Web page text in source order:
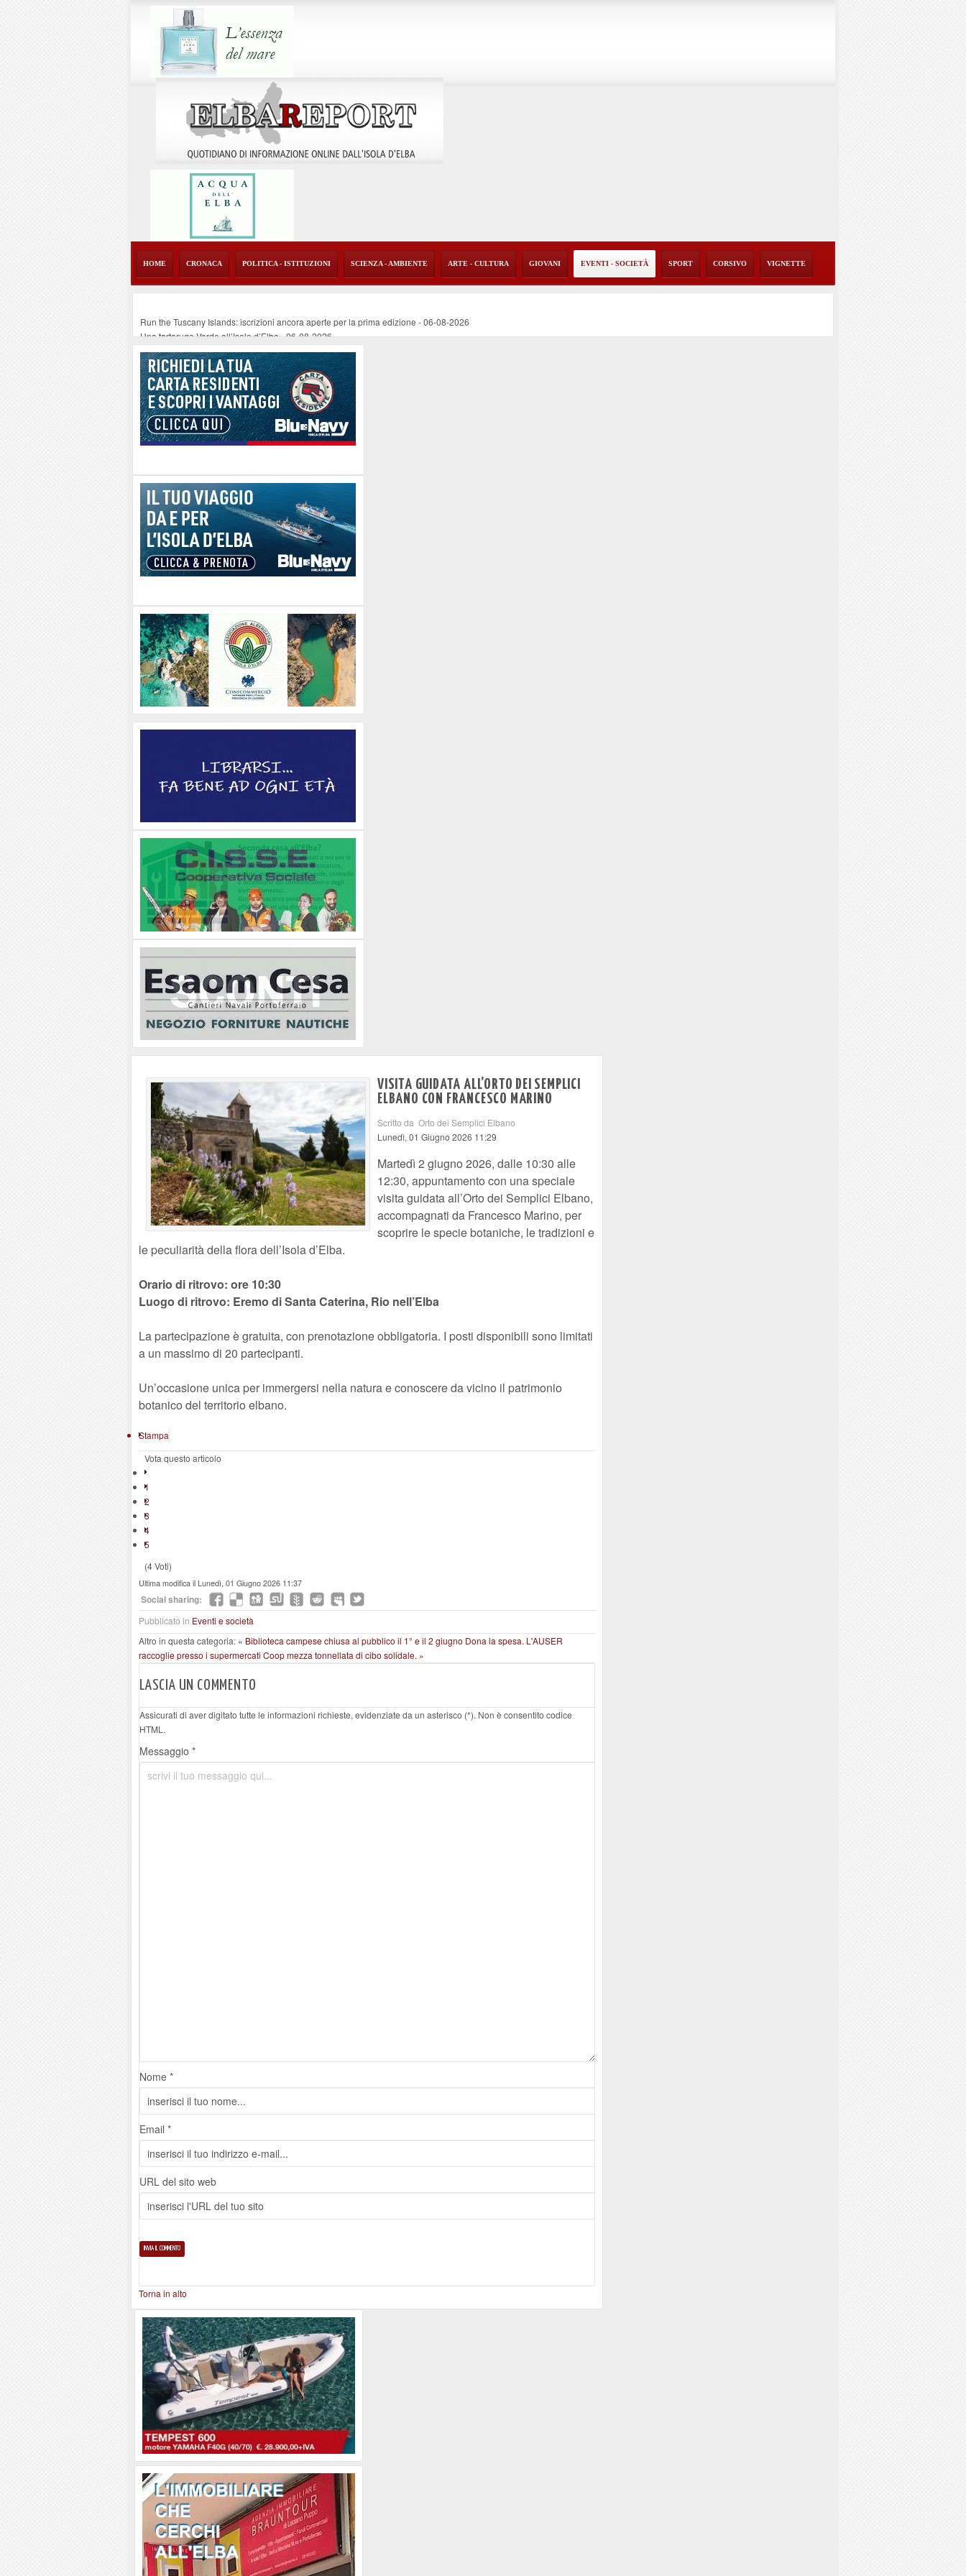
HOME CRONACA POLITICA - ISTITUZIONI SCIENZA - AMBIENTE ARTE - CULTURA GIOVANI EVENTI - SOCIETÀ SPORT CORSIVO VIGNETTE
Run the Tuscany Islands: iscrizioni ancora aperte per la prima edizione -06-08-2026
Una tartaruga Verde all’Isola d’Elba-06-08-2026
Furgone in fiamme a Capoliveri, illeso il conducente-06-08-2026
Campo: chiusura della biblioteca comunale in occasione del Santo Patrono
A Carpani si apre la Festa di Liberazione: il programma della prima serata
VISITA GUIDATA ALL’ORTO DEI SEMPLICI
ELBANO CON FRANCESCO MARINO
Scritto da Orto dei Semplici Elbano
Lunedì, 01 Giugno 2026 11:29
Martedì 2 giugno 2026, dalle 10:30 alle
12:30, appuntamento con una speciale
visita guidata all’Orto dei Semplici Elbano,
accompagnati da Francesco Marino, per
scoprire le specie botaniche, le tradizioni e
le peculiarità della flora dell’Isola d’Elba.
Orario di ritrovo: ore 10:30
Luogo di ritrovo: Eremo di Santa Caterina, Rio nell’Elba
La partecipazione è gratuita, con prenotazione obbligatoria. I posti disponibili sono limitati
a un massimo di 20 partecipanti.
Un’occasione unica per immergersi nella natura e conoscere da vicino il patrimonio
botanico del territorio elbano.
Stampa
Vota questo articolo
1
2
3
4
5
(4 Voti)
Ultima modifica il Lunedì, 01 Giugno 2026 11:37
Social sharing:
Pubblicato in Eventi e società
Altro in questa categoria: « Biblioteca campese chiusa al pubblico il 1° e il 2 giugno Dona la spesa. L'AUSER
raccoglie presso i supermercati Coop mezza tonnellata di cibo solidale. »
LASCIA UN COMMENTO
Assicurati di aver digitato tutte le informazioni richieste, evidenziate da un asterisco (*). Non è consentito codice
HTML.
Messaggio *
Nome *
Email *
URL del sito web
Torna in alto